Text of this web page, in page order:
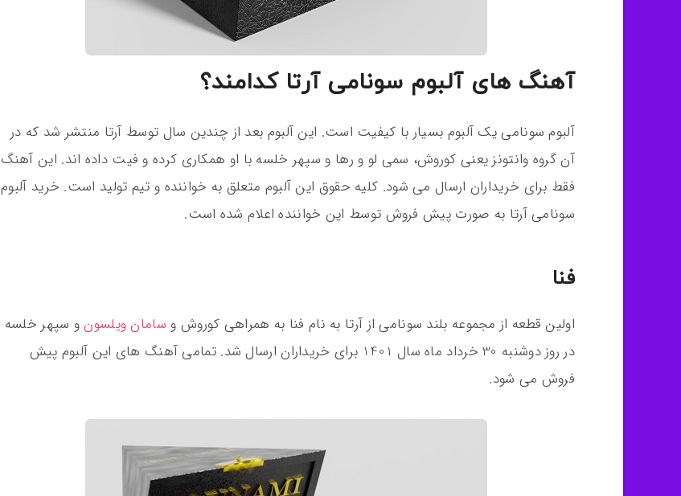
آهنگ های آلبوم سونامی آرتا کدامند؟
آلبوم سونامی یک آلبوم بسیار با کیفیت است. این آلبوم بعد از چندین سال توسط آرتا منتشر شد که در
آن گروه وانتونز یعنی کوروش، سمی لو و رها و سپهر خلسه با او همکاری کرده و فیت داده اند. این آهنگ
فقط برای خریداران ارسال می شود. کلیه حقوق این آلبوم متعلق به خواننده و تیم تولید است. خرید آلبوم
سونامی آرتا به صورت پیش فروش توسط این خواننده اعلام شده است.
فنا
اولین قطعه از مجموعه بلند سونامی از آرتا به نام فنا به همراهی کوروش و سامان ویلسونو سپهر خلسه
در روز دوشنبه 30 خرداد ماه سال 1401 برای خریداران ارسال شد. تمامی آهنگ های این آلبوم پیش
فروش می شود.